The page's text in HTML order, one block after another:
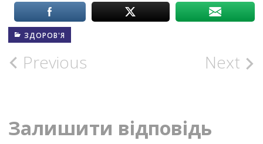
ЗДОРОВ'Я
Post
Previous Next
Залишити відповідь